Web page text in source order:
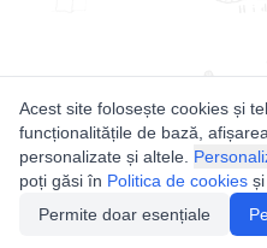
Acest site folosește cookies și
funcționalitățile de bază,
personalizate și altele.
poți găsi în Politica de cookies și
Permite doar esențiale